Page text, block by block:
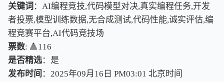
关键词 ：AI编程竞技,代码模型对决,真实编程任务,开发
者投票,模型训练数据,无合成测试,代码性能,诚实评估,编
程竞赛平台,AI代码竞技场
票数: 🔺116
是否精选：是
发布时间 ：2025年09月16日 PM03:01 北京时间
北京时间